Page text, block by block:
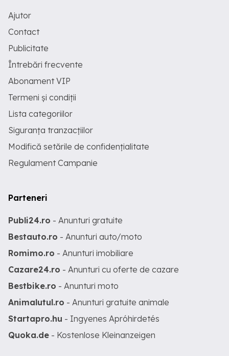
Ajutor
Contact
Publicitate
Întrebări frecvente
Abonament VIP
Termeni și condiții
Lista categoriilor
Siguranța tranzacțiilor
Modifică setările de confidențialitate
Regulament Campanie
Parteneri
Publi24.ro - Anunturi gratuite
Bestauto.ro - Anunturi auto/moto
Romimo.ro - Anunturi imobiliare
Cazare24.ro - Anunturi cu oferte de cazare
Bestbike.ro - Anunturi moto
Animalutul.ro - Anunturi gratuite animale
Startapro.hu - Ingyenes Apróhirdetés
Quoka.de - Kostenlose Kleinanzeigen